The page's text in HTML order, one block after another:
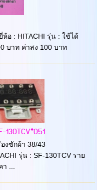
อ : HITACHI รุ่น : ใช้ได้
บาท ค่าสง 100 บาท
130TCV*051
งซักผ้า 38/43
รุ่น : SF-130TCV ราย
...